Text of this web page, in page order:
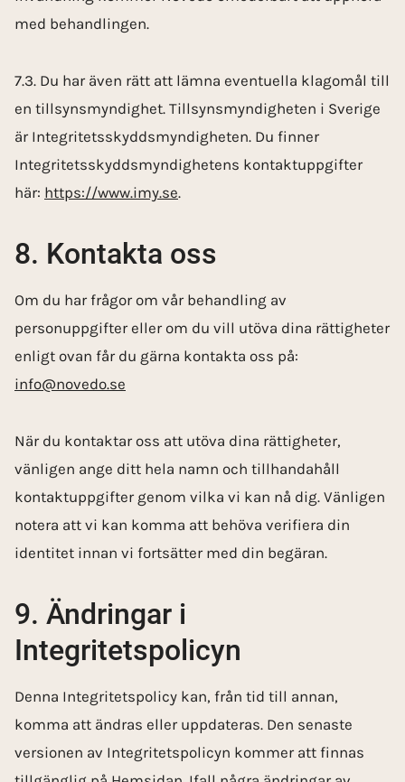
med behandlingen.
7.3. Du har även rätt att lämna eventuella klagomål till
en tillsynsmyndighet. Tillsynsmyndigheten i Sverige
är Integritetsskyddsmyndigheten. Du finner
Integritetsskyddsmyndighetens kontaktuppgifter
här: https://www.imy.se.
8. Kontakta oss
Om du har frågor om vår behandling av
personuppgifter eller om du vill utöva dina rättigheter
enligt ovan får du gärna kontakta oss på:
info@novedo.se
När du kontaktar oss att utöva dina rättigheter,
vänligen ange ditt hela namn och tillhandahåll
kontaktuppgifter genom vilka vi kan nå dig. Vänligen
notera att vi kan komma att behöva verifiera din
identitet innan vi fortsätter med din begäran.
9. Ändringar i
Integritetspolicyn
Denna Integritetspolicy kan, från tid till annan,
komma att ändras eller uppdateras. Den senaste
versionen av Integritetspolicyn kommer att finnas